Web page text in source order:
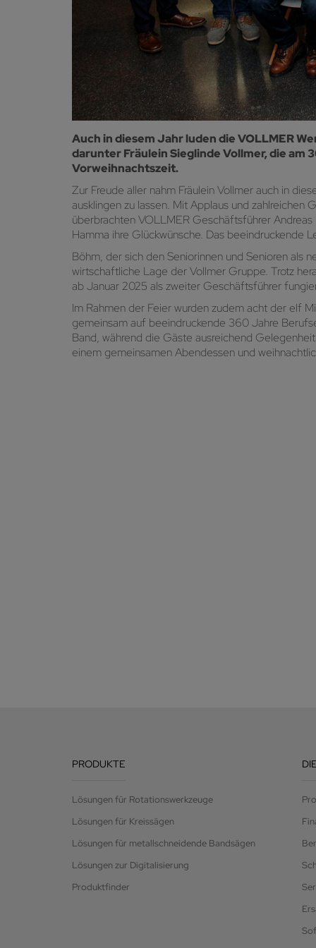
Auch in diesem Jahr luden die VOLLMER
darunter Fräulein Sieglinde Vollmer, die
Vorweihnachtszeit.
Zur Freude aller nahm Fräulein Vollmer auch in
ausklingen zu lassen. Mit Applaus und
überbrachten VOLLMER Geschäftsführer
Hamma ihre Glückwünsche. Das beeindruckende
Böhm, der sich den Seniorinnen und Senioren
wirtschaftliche Lage der Vollmer Gruppe. Trotz
ab Januar 2025 als zweiter Geschäftsführer
Im Rahmen der Feier wurden zudem acht der elf
gemeinsam auf beeindruckende 360 Jahre
Band, während die Gäste ausreichend
einem gemeinsamen Abendessen und
PRODUKTE
Lösungen für Rotationswerkzeuge
Lösungen für Kreissägen
Lösungen für metallschneidende Bandsägen
Lösungen zur Digitalisierung
Produktfinder